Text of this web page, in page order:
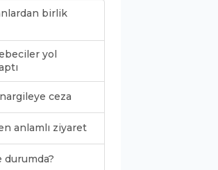
birlik
yol
ceza
anlamlı ziyaret
durumda?